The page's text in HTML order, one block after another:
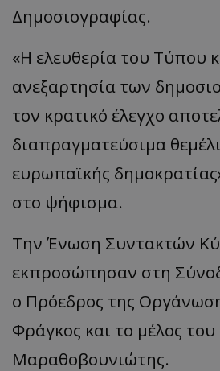
Δημοσιογραφίας.
«Η ελευθερία του Τύπου
ανεξαρτησία των
τον κρατικό έλεγχο
διαπραγματεύσιμα
ευρωπαϊκής
στο ψήφισμα.
Την Ένωση Συντακτών
εκπροσώπησαν στη
ο Πρόεδρος της
Φράγκος και το μέλος του
Μαραθοβουνιώτης.